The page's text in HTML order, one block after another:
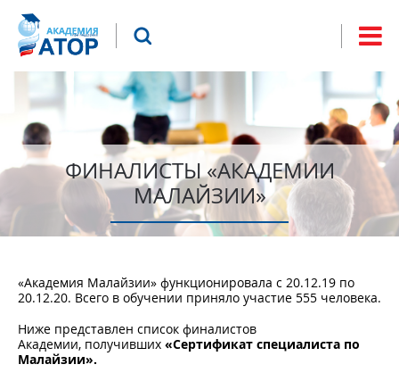
поиска
Что будем искать?
ФИНАЛИСТЫ «АКАДЕМИИ
МАЛАЙЗИИ»
«Академия Малайзии» функционировала с 20.12.19 по
20.12.20. Всего в обучении приняло участие 555 человека.
Ниже представлен список финалистов
Академии, получивших «Сертификат специалиста по
Малайзии».